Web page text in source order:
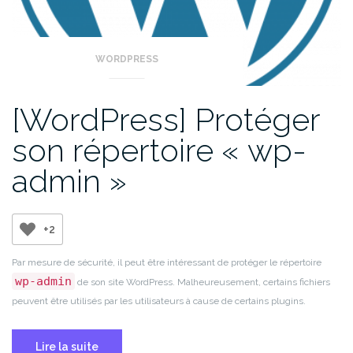
WORDPRESS
[WordPress] Protéger
son répertoire « wp-
admin »
+2
Par mesure de sécurité, il peut être intéressant de protéger le répertoire
wp-admin de son site WordPress. Malheureusement, certains fichiers
peuvent être utilisés par les utilisateurs à cause de certains plugins.
Lire la suite